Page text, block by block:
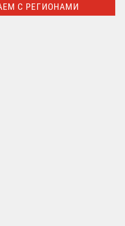
С РЕГИОНАМИ